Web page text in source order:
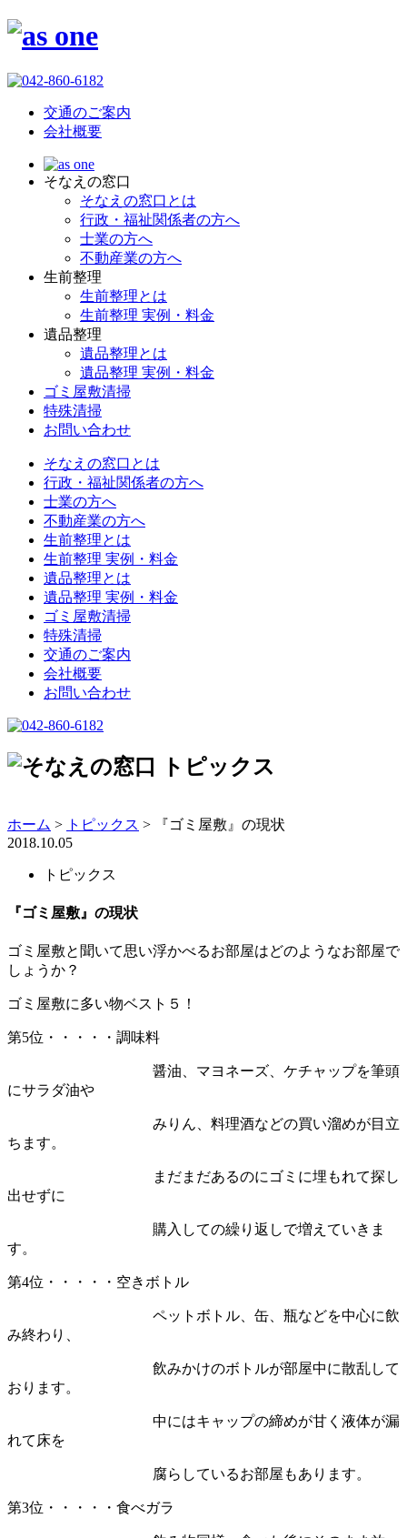
交通のご案内
会社概要
そなえの窓口
そなえの窓口とは
行政・福祉関係者の方へ
士業の方へ
不動産業の方へ
生前整理
生前整理とは
生前整理 実例・料金
遺品整理
遺品整理とは
遺品整理 実例・料金
ゴミ屋敷清掃
特殊清掃
お問い合わせ
そなえの窓口とは
行政・福祉関係者の方へ
士業の方へ
不動産業の方へ
生前整理とは
生前整理 実例・料金
遺品整理とは
遺品整理 実例・料金
ゴミ屋敷清掃
特殊清掃
交通のご案内
会社概要
お問い合わせ
トピックス
ホーム > トピックス >
『ゴミ屋敷』の現状
2018.10.05
トピックス
『ゴミ屋敷』の現状
ゴミ屋敷と聞いて思い浮かべるお部屋はどのようなお部屋で
しょうか？
ゴミ屋敷に多い物ベスト５！
第5位・・・・・調味料
醤油、マヨネーズ、ケチャップを筆頭
にサラダ油や
みりん、料理酒などの買い溜めが目立
ちます。
まだまだあるのにゴミに埋もれて探し
出せずに
購入しての繰り返しで増えていきま
す。
第4位・・・・・空きボトル
ペットボトル、缶、瓶などを中心に飲
み終わり、
飲みかけのボトルが部屋中に散乱して
おります。
中にはキャップの締めが甘く液体が漏
れて床を
腐らしているお部屋もあります。
第3位・・・・・食べガラ